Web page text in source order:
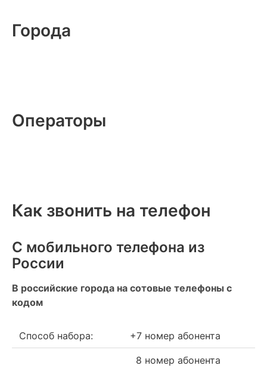
Города
Операторы
Как звонить на телефон
С мобильного телефона из
России
В российские города на сотовые телефоны с
кодом
Способ набора: +7 номер абонента
8 номер абонента